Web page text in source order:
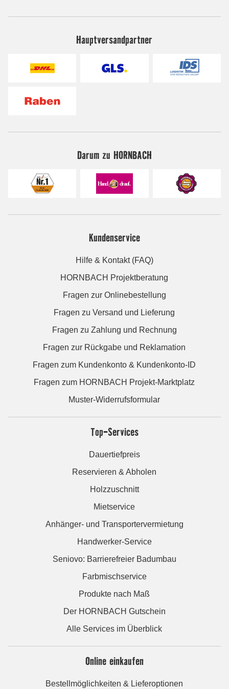
Hauptversandpartner
Darum zu HORNBACH
Kundenservice
Hilfe & Kontakt (FAQ)
HORNBACH Projektberatung
Fragen zur Onlinebestellung
Fragen zu Versand und Lieferung
Fragen zu Zahlung und Rechnung
Fragen zur Rückgabe und Reklamation
Fragen zum Kundenkonto & Kundenkonto-ID
Fragen zum HORNBACH Projekt-Marktplatz
Muster-Widerrufsformular
Top-Services
Dauertiefpreis
Reservieren & Abholen
Holzzuschnitt
Mietservice
Anhänger- und Transportervermietung
Handwerker-Service
Seniovo: Barrierefreier Badumbau
Farbmischservice
Produkte nach Maß
Der HORNBACH Gutschein
Alle Services im Überblick
Online einkaufen
Bestellmöglichkeiten & Lieferoptionen